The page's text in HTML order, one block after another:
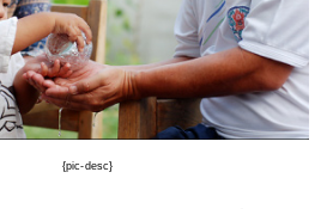
{pic-desc}